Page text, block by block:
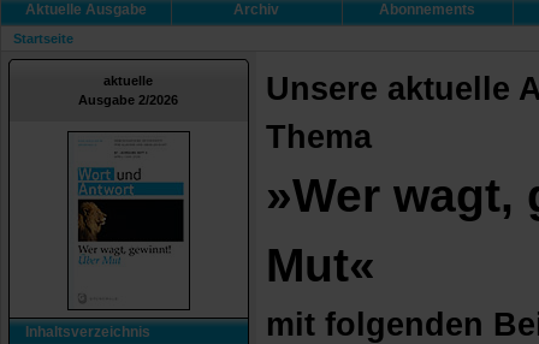
Aktuelle Ausgabe Archiv Abonnements
Startseite
aktuelle
Ausgabe 2/2026
Inhaltsverzeichnis
Unsere aktuelle
Thema
»Wer wagt,
Mut«
mit folgenden